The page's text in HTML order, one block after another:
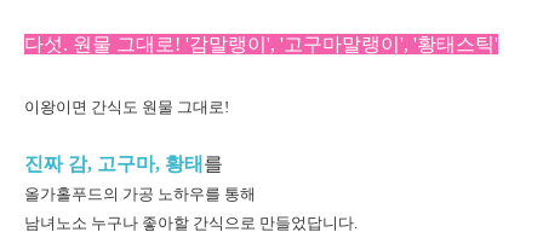
다섯. 원물 그대로! '감말랭이', '고구마말랭이', '황태스틱'
이왕이면 간식도 원물 그대로!
진짜 감, 고구마, 황태 를
올가홀푸드의 가공 노하우를 통해
남녀노소 누구나 좋아할 간식으로 만들었답니다.